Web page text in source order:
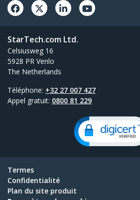
StarTech.com Ltd.
Celsiusweg 16
5928 PR Venlo
The Netherlands
Téléphone: +32 27 007 427
Appel gratuit: 0800 81 229
Termes
Confidentialité
Plan du site produit